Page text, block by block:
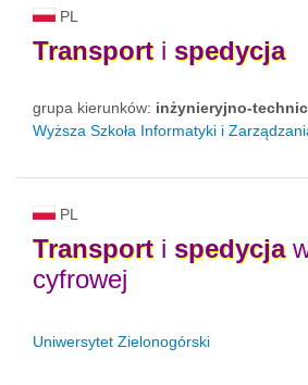
PL
Transporti spedycja
grupa kierunków: inżynieryjno-
Wyższa Szkoła Informatyki i
PL
Transporti spedycja
cyfrowej
Uniwersytet Zielonogórski